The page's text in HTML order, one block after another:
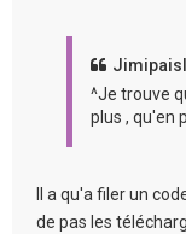
^Je trouve
plus , qu'en
Il a qu'a filer un
de pas les